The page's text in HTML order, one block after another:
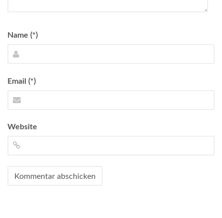
Name (*)
Email (*)
Website